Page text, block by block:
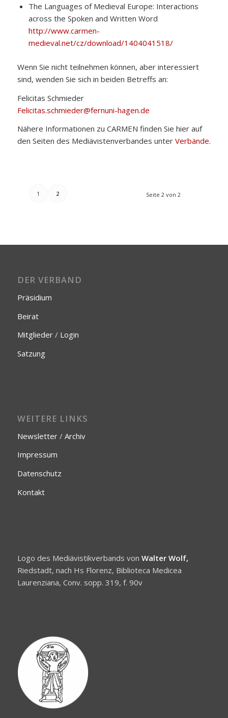
The Languages of Medieval Europe: Interactions
across the Spoken and Written Word
http://www.carmen-
medieval.net/cz/download/1404041518/
Wenn Sie nicht teilnehmen können, aber interessiert
sind, wenden Sie sich in beiden Betreffs an:
Felicitas Schmieder
Felicitas.schmieder@fernuni-hagen.de
Nähere Informationen zu CARMEN finden Sie hier auf
den Seiten des Mediävistenverbandes unter Verbände.
Seite 2 von 2
1 2
DER VERBAND
Präsidium
Beirat
Mitglieder/ Login
Satzung
WEITERE LINKS
Newsletter/ Archiv
Impressum
Datenschutz
Kontakt
Logo des Mediävistikverbands von Walter Wolf,
Riedstadt, nach Hs Florenz, Biblioteca Medicea
Laurenziana, Conv. sopp. 319, f. 90v